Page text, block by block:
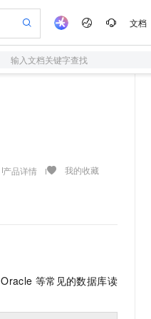
文档
输入文档关键字查找
产品详情 我的收藏
Oracle 等常见的数据库读
然，细节丰富
全托管，含MySQL、PostgreSQL、SQL Server、MariaDB多引擎
轻量
数字
实现
短信
大数
服务器，轻松开启游戏
漫剧
快速
10
高效
创作，一键激活电商全链路生产力
AI
AI 生
先锋
飞天
所见
AI
从基
创
专
公司
上云
代维
计划 服
Al
伙伴
更
合作
查询
登录
开
镜像
我
我要
加
校园